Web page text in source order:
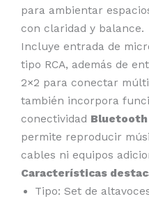
para ambientar
con claridad y balance.
Incluye entrada de
tipo RCA, además de
2×2 para conectar
también incorpora
conectividad Bluetooth
permite reproducir
cables ni equipos
Características
Tipo: Set de